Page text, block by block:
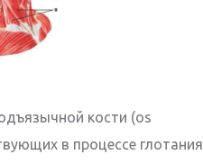
кости (os
в процессе глотания,